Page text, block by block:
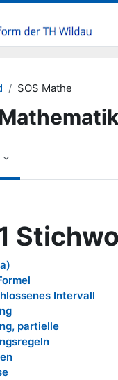
SOS Mathe
Intervall
partielle